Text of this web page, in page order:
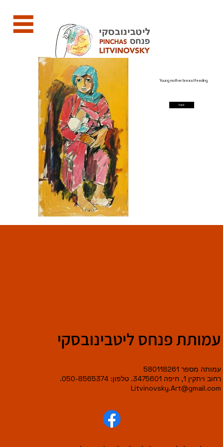
Young mother breastfeeding
back
עמותת פנחס ליטבינובסקי
עמותה מספר 580118261
רחוב ויתקין 1, חיפה 3475601. טלפון: 050-8565374.
Litvinovsky.Art@gmail.com